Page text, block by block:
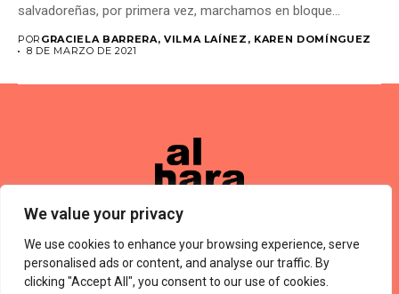
We value your privacy
We use cookies to enhance your browsing experience, serve
personalised ads or content, and analyse our traffic. By
clicking "Accept All", you consent to our use of cookies.
salvadoreñas, por primera vez, marchamos en bloque...
POR GRACIELA BARRERA, VILMA LAÍNEZ, KAREN DOMÍNGUEZ
8 DE MARZO DE 2021
Términos De UsoAbout UsPolítica De Privacidad
Private PolicyForums
© 2024 Alharaca